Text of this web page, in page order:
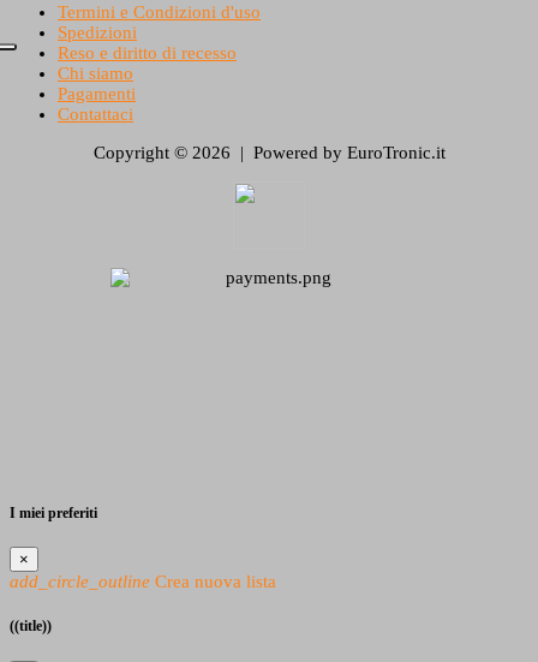
Termini e Condizioni d'uso
Spedizioni
Reso e diritto di recesso
Chi siamo
Pagamenti
Contattaci
Copyright © 2026 | Powered by EuroTronic.it
I miei preferiti
×
add_circle_outline Crea nuova lista
((title))